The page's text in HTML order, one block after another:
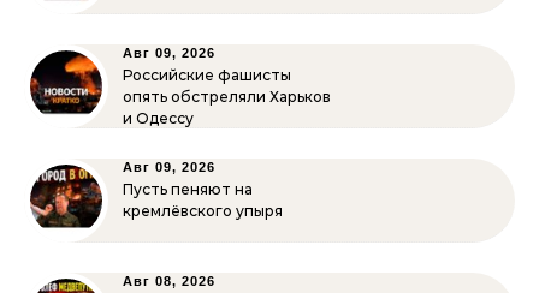
Авг 09, 2026
Российские фашисты
опять обстреляли Харьков
и Одессу
Авг 09, 2026
Пусть пеняют на
кремлёвского упыря
Авг 08, 2026